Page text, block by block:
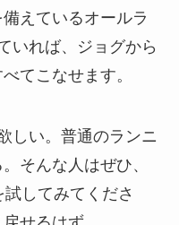
えているオールラ
いれば、ジョグから
てこなせます。
しい。普通のランニ
そんな人はぜひ、
してみてくださ